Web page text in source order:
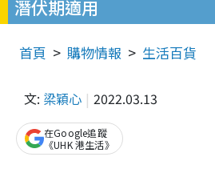
潛伏期適用
首頁 購物情報 生活百貨
文: 梁穎心 2022.03.13
在Google追蹤
《UHK 港生活》